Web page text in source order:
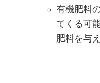
有機肥料
てくる可
肥料を与